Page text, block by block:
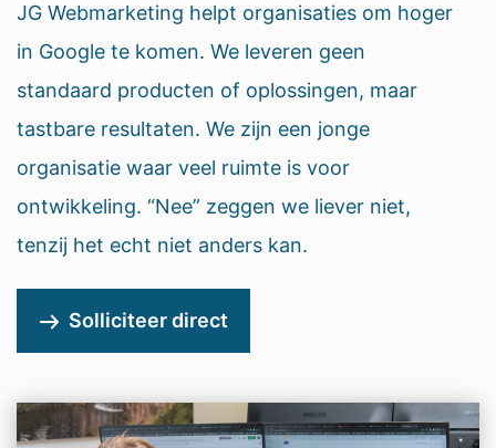
JG Webmarketing helpt organisaties om hoger
in Google te komen. We leveren geen
standaard producten of oplossingen, maar
tastbare resultaten. We zijn een jonge
organisatie waar veel ruimte is voor
ontwikkeling. “Nee” zeggen we liever niet,
tenzij het echt niet anders kan.
Solliciteer direct